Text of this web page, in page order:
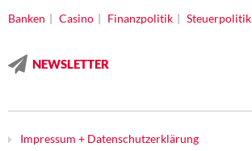
Banken
Casino Finanzpolitik Steuerpolitik
NEWSLETTER
Impressum + Datenschutzerklärung